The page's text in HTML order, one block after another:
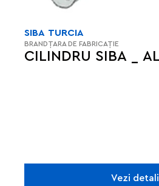
CILINDRU SIBA _
SIBA
BRAND
TURCIA
ȚARA DE FABRICAȚIE
Vezi